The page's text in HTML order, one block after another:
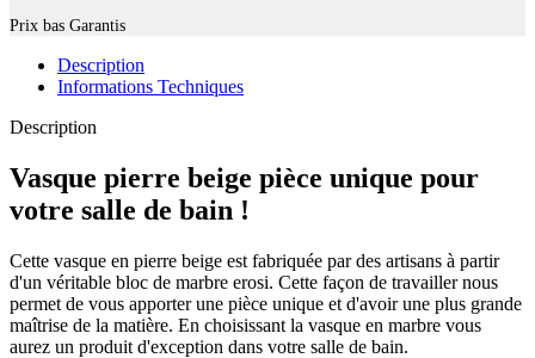
Prix bas Garantis
Description
Informations Techniques
Description
Vasque pierre beige pièce unique pour
votre salle de bain !
Cette vasque en pierre beige est fabriquée par des artisans à partir
d'un véritable bloc de marbre erosi. Cette façon de travailler nous
permet de vous apporter une pièce unique et d'avoir une plus grande
maîtrise de la matière. En choisissant la vasque en marbre vous
aurez un produit d'exception dans votre salle de bain.